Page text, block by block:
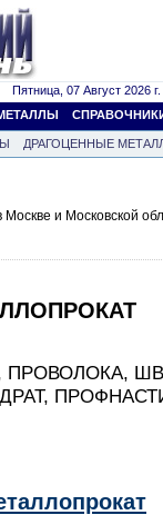
Пятница, 07 Август 2026 г.
ДРАГОЦЕННЫЕ
и Московской